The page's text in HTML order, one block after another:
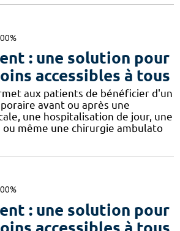
: une solution pour
accessibles à tous
aux patients de bénéficier d'un
avant ou après une
une hospitalisation de jour, une
même une chirurgie ambulato
: une solution pour